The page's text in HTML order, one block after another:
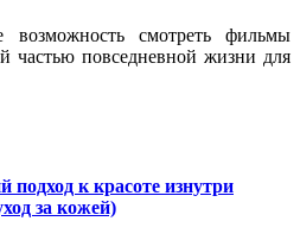
смотреть фильмы
частью повседневной жизни для
подход к красоте изнутри
за кожей)